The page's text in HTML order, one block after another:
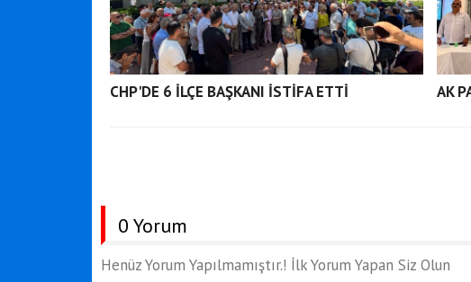
CHP'DE 6 İLÇE BAŞKANI İSTİFA ETTİ AK
0 Yorum
Henüz Yorum Yapılmamıştır.! İlk Yorum Yapan Siz Olun